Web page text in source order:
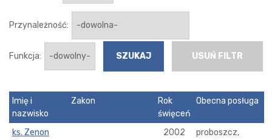
Przynależność:
Funkcja: USUŃ FILTR
Imię i
nazwisko
Zakon
Rok
święceń
Obecna posługa
ks. Zenon
2002
proboszcz,